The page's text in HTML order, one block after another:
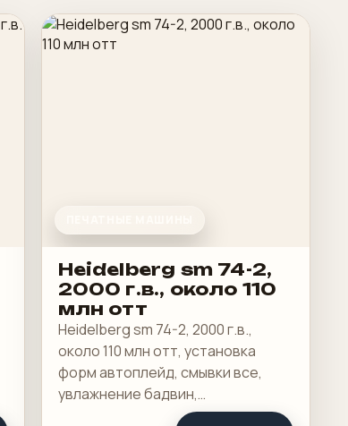
Heidelberg sm 74-2,
2000 г.в., около 110
млн отт
Heidelberg sm 74-2, 2000 г.в.,
около 110 млн отт, установка
форм автоплейд, смывки все,
увлажнение бадвин,
темперирования нет, короткий